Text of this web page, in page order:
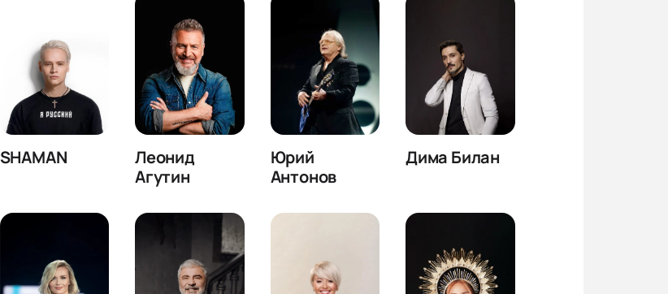
SHAMAN
Леонид
Агутин
Юрий
Антонов
Дима Билан